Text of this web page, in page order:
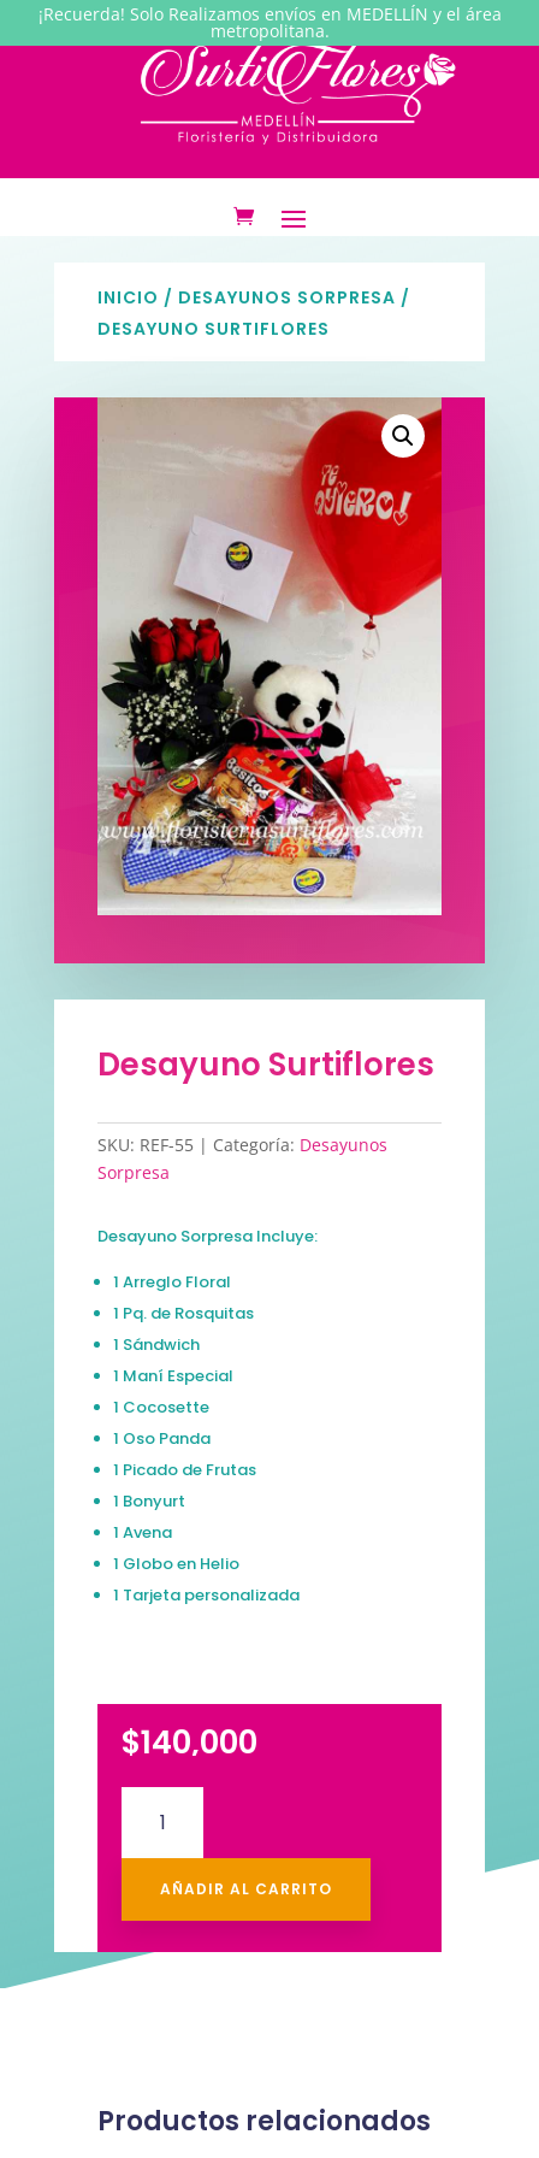
¡Recuerda! Solo Realizamos envíos en MEDELLÍN y el área
metropolitana.
INICIO / DESAYUNOS SORPRESA /
DESAYUNO SURTIFLORES
Desayuno Surtiflores
SKU: REF-55 Categoría: Desayunos
Sorpresa
Desayuno Sorpresa Incluye:
1 Arreglo Floral
1 Pq. de Rosquitas
1 Sándwich
1 Maní Especial
1 Cocosette
1 Oso Panda
1 Picado de Frutas
1 Bonyurt
1 Avena
1 Globo en Helio
1 Tarjeta personalizada
$140,000
Surtiflores
cantidad
AÑADIR AL CARRITO
Productos relacionados